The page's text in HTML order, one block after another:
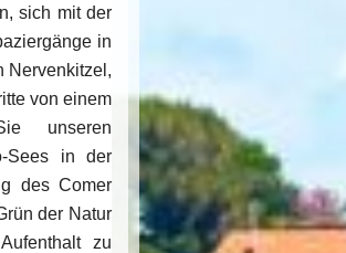
sich mit der
in
Nervenkitzel,
von einem
unseren
Sees in der
des Comer
der Natur
zu